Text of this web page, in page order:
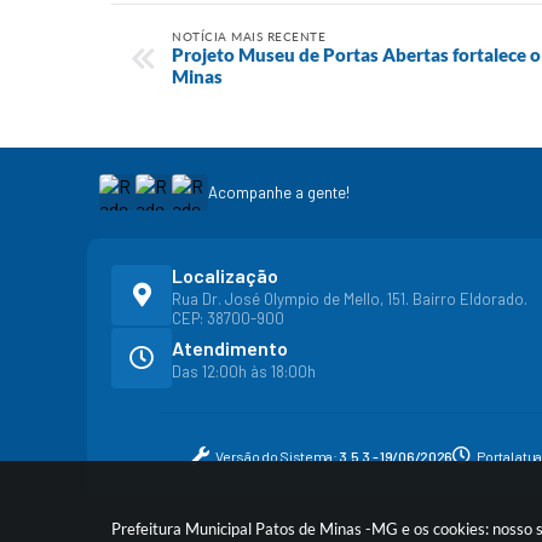
Prefeitura Municipal Patos de Minas -MG e os cookies:
NOTÍCIA MAIS RECENTE
Projeto Museu de Portas Abertas fortalece
Minas
Acompanhe a gente!
Localização
Rua Dr. José Olympio de Mello, 151. Bairro Eldorado.
CEP: 38700-900
Atendimento
Das 12:00h às 18:00h
Versão do Sistema: 3.5.3 - 19/06/2026 Portal